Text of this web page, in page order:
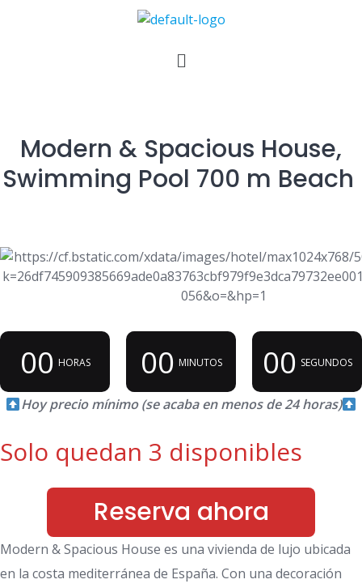
Modern & Spacious House,
Swimming Pool 700 m Beach
00 HORAS 00 MINUTOS 00 SEGUNDOS
Hoy precio mínimo (se acaba en menos de 24 horas)
Solo quedan 3 disponibles
Reserva ahora
Modern & Spacious House es una vivienda de lujo ubicada
en la costa mediterránea de España. Con una decoración